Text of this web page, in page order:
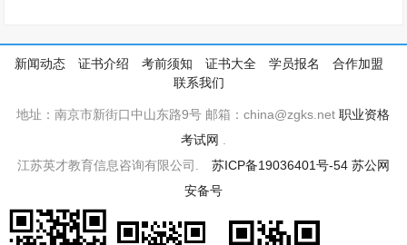
新闻动态 证书介绍 考前须知 证书大全 学员报名
合作加盟
联系我们
地址：南京市新街口中山东路9号 邮箱：china@zgks.net职业资格
考试网
江苏英才教育信息咨询有限公司. 苏ICP备19036401号-54 苏公网
安备号